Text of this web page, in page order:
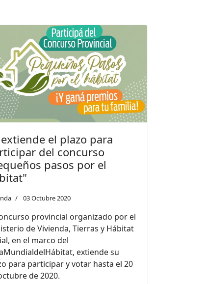
extiende el plazo para
del concurso
pasos por el
03 Octubre 2020
provincial organizado por el
de Vivienda, Tierras y Hábitat
en el marco del
extiende su
para participar y votar hasta el 20
de 2020.